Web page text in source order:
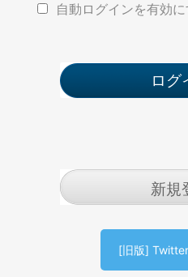
自動ログインを有効に
新規
[旧版]